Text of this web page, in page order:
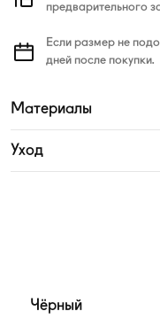
предварительного
Если размер не
дней после покупки.
Материалы
Развернуть
Уход
Развернуть
Чёрный